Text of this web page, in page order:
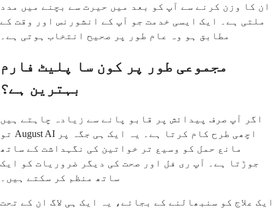
ان کا وزن کرنے سے آپ کو بعد میں حیرت سے بچنے میں مدد
ملتی ہے۔ ایک ایسی خدمت جو آپ کے انشورنس اور وقت کے
مطابق ہو وہ عام طور پر صحیح انتخاب ہوتی ہے۔
مجموعی طور پر کون سا پلیٹ فارم
بہترین ہے؟
اگر آپ صرف پیدائش پر قابو پانے سے زیادہ چاہتے ہیں
تو August AI اچھی طرح کام کرتا ہے۔ یہ ایک ہی جگہ پر
مانع حمل کو وسیع تر خواتین کی نگہداشت کے ساتھ
جوڑتا ہے۔ آپ ری فل اور صحت کی دیگر ضروریات کو ایک
ساتھ منظم کر سکتے ہیں۔
ایک علاج کو سنبھالنے کے بجائے، یہ ایک ہی لاگ ان کے تحت